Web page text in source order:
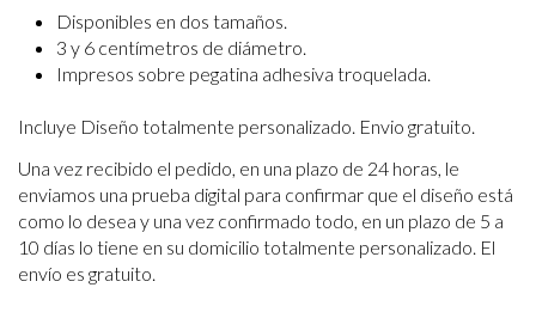
Disponibles en dos tamaños.
3 y 6 centímetros de diámetro.
Impresos sobre pegatina adhesiva troquelada.
Incluye Diseño totalmente personalizado. Envio gratuito.
Una vez recibido el pedido, en una plazo de 24 horas, le
enviamos una prueba digital para confirmar que el diseño está
como lo desea y una vez confirmado todo, en un plazo de 5 a
10 días lo tiene en su domicilio totalmente personalizado. El
envío es gratuito.